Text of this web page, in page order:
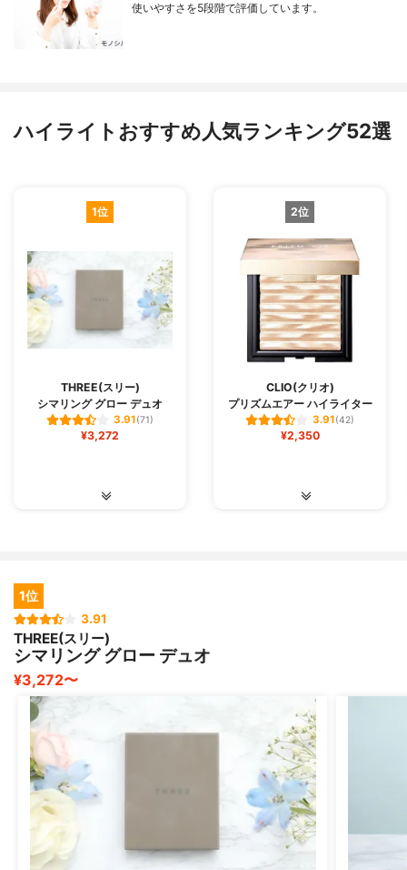
使いやすさを5段階で評価しています。
ハイライトおすすめ人気ランキング52選
1位
THREE(スリー)
シマリング グロー デュオ
3.91(71)
¥3,272
2位
CLIO(クリオ)
プリズムエアー ハイライター
3.91(42)
¥2,350
1位
3.91
THREE(スリー)
シマリング グロー デュオ
¥3,272〜